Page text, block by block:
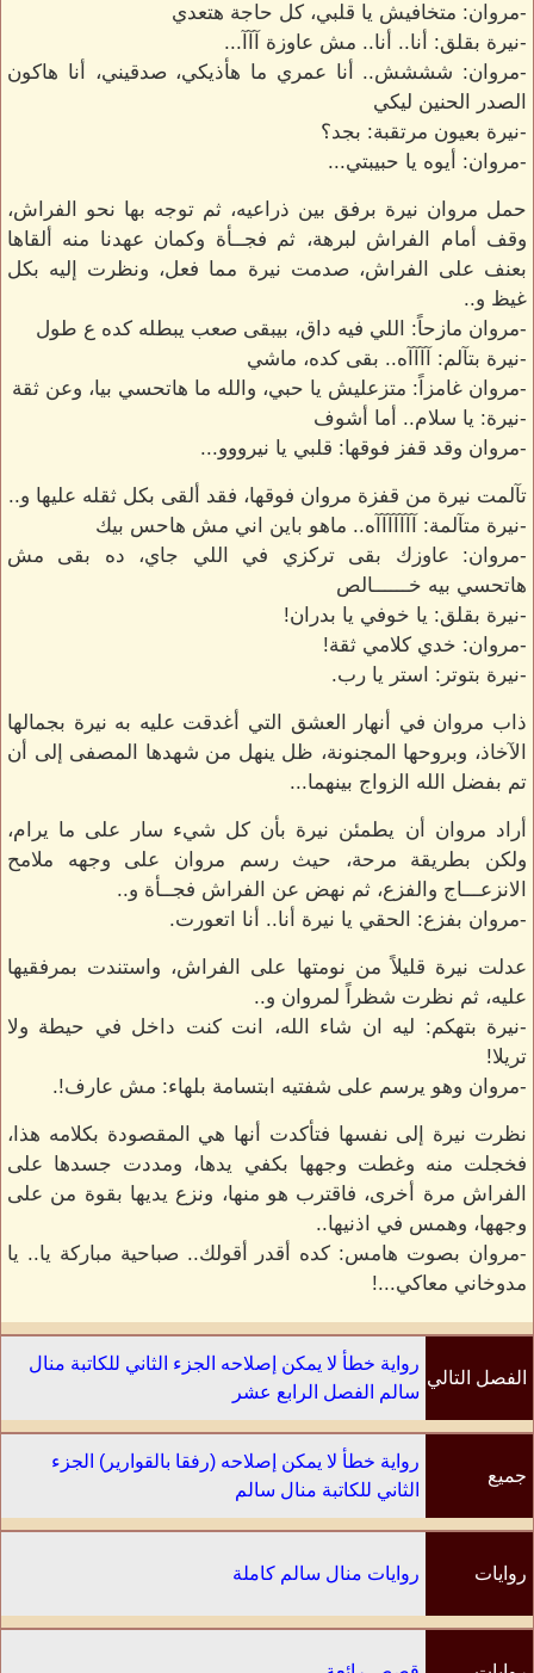
-مروان: متخافيش يا قلبي، كل حاجة هتعدي
-نيرة بقلق: أنا.. أنا.. مش عاوزة آآآ...
-مروان: شششش.. أنا عمري ما هأذيكي، صدقيني، أنا هاكون
الصدر الحنين ليكي
-نيرة بعيون مرتقبة: بجد؟
-مروان: أيوه يا حبيبتي...
حمل مروان نيرة برفق بين ذراعيه، ثم توجه بها نحو الفراش،
وقف أمام الفراش لبرهة، ثم فجــأة وكمان عهدنا منه ألقاها
بعنف على الفراش، صدمت نيرة مما فعل، ونظرت إليه بكل
غيظ و..
-مروان مازحاً: اللي فيه داق، بيبقى صعب يبطله كده ع طول
-نيرة بتآلم: آآآآه.. بقى كده، ماشي
-مروان غامزاً: متزعليش يا حبي، والله ما هاتحسي بيا، وعن ثقة
-نيرة: يا سلام.. أما أشوف
-مروان وقد قفز فوقها: قلبي يا نيرووو...
تآلمت نيرة من قفزة مروان فوقها، فقد ألقى بكل ثقله عليها و..
-نيرة متآلمة: آآآآآآآه.. ماهو باين اني مش هاحس بيك
-مروان: عاوزك بقى تركزي في اللي جاي، ده بقى مش
هاتحسي بيه خــــــالص
-نيرة بقلق: يا خوفي يا بدران!
-مروان: خدي كلامي ثقة!
-نيرة بتوتر: استر يا رب.
ذاب مروان في أنهار العشق التي أغدقت عليه به نيرة بجمالها
الآخاذ، وبروحها المجنونة، ظل ينهل من شهدها المصفى إلى أن
تم بفضل الله الزواج بينهما...
أراد مروان أن يطمئن نيرة بأن كل شيء سار على ما يرام،
ولكن بطريقة مرحة، حيث رسم مروان على وجهه ملامح
الانزعـــاج والفزع، ثم نهض عن الفراش فجــأة و..
-مروان بفزع: الحقي يا نيرة أنا.. أنا اتعورت.
عدلت نيرة قليلاً من نومتها على الفراش، واستندت بمرفقيها
عليه، ثم نظرت شظراً لمروان و..
-نيرة بتهكم: ليه ان شاء الله، انت كنت داخل في حيطة ولا
تريلا!
-مروان وهو يرسم على شفتيه ابتسامة بلهاء: مش عارف!.
نظرت نيرة إلى نفسها فتأكدت أنها هي المقصودة بكلامه هذا،
فخجلت منه وغطت وجهها بكفي يدها، ومددت جسدها على
الفراش مرة أخرى، فاقترب هو منها، ونزع يديها بقوة من على
وجهها، وهمس في اذنيها..
-مروان بصوت هامس: كده أقدر أقولك.. صباحية مباركة يا.. يا
مدوخاني معاكي...!
الفصل التالي
رواية خطأ لا يمكن إصلاحه الجزء الثاني للكاتبة منال
سالم الفصل الرابع عشر
جميع
رواية خطأ لا يمكن إصلاحه (رفقا بالقوارير) الجزء
الثاني للكاتبة منال سالم
روايات روايات منال سالم كاملة